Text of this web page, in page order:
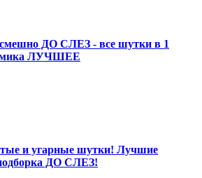
смешно ДО СЛЕЗ - все шутки в 1
ЛУЧШЕЕ
и угарные шутки! Лучшие
ДО СЛЕЗ!